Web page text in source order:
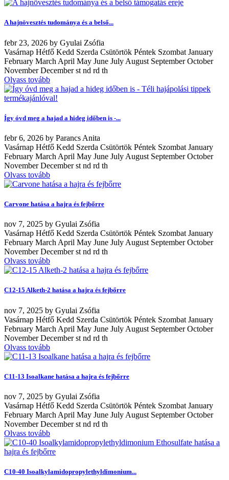
A hajnövesztés tudománya és a belső...
febr 23, 2026 by Gyulai Zsófia
Vasárnap Hétfő Kedd Szerda Csütörtök Péntek Szombat January
February March April May June July August September October
November December st nd rd th
Olvass tovább
Így óvd meg a hajad a hideg időben is -...
febr6, 2026 by Parancs Anita
Vasárnap Hétfő Kedd Szerda Csütörtök Péntek Szombat January
February March April May June July August September October
November December st nd rd th
Olvass tovább
Carvone hatása a hajra és fejbőrre
nov 7, 2025 by Gyulai Zsófia
Vasárnap Hétfő Kedd Szerda Csütörtök Péntek Szombat January
February March April May June July August September October
November December st nd rd th
Olvass tovább
C12-15 Alketh-2 hatása a hajra és fejbőrre
nov 7, 2025 by Gyulai Zsófia
Vasárnap Hétfő Kedd Szerda Csütörtök Péntek Szombat January
February March April May June July August September October
November December st nd rd th
Olvass tovább
C11-13 Isoalkane hatása a hajra és fejbőrre
nov 7, 2025 by Gyulai Zsófia
Vasárnap Hétfő Kedd Szerda Csütörtök Péntek Szombat January
February March April May June July August September October
November December st nd rd th
Olvass tovább
C10-40 Isoalkylamidopropylethyldimonium...